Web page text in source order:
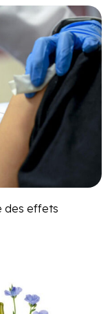
des effets